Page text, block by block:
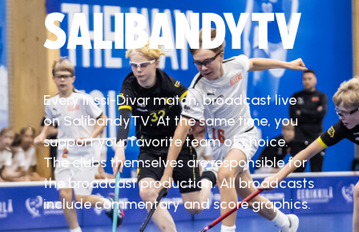
SALIBANDYTV
Every Inssi-Divar match, broadcast live
on SalibandyTV. At the same time, you
support your favorite team of choice.
The clubs themselves are responsible for
the broadcast production. All broadcasts
include commentary and score graphics.